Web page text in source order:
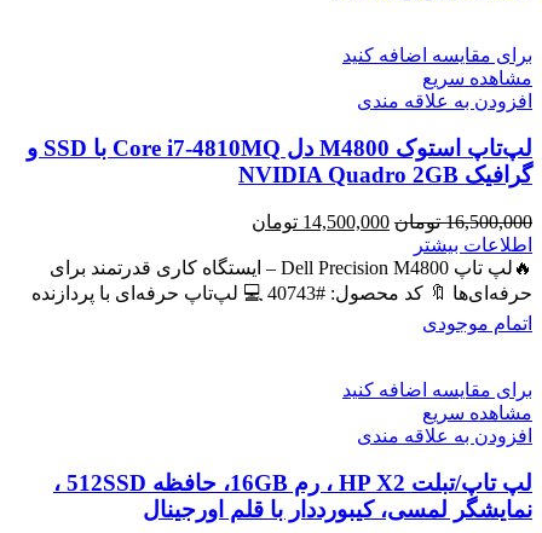
برای مقایسه اضافه کنید
مشاهده سریع
افزودن به علاقه مندی
لپ‌تاپ استوک M4800 دل Core i7-4810MQ با SSD و
گرافیک NVIDIA Quadro 2GB
16,500,000 تومان قیمت
16,500,000 تومان
بود.
14,500,000 تومان
14,500,000 تومان
است.
اطلاعات بیشتر
🔥لپ تاپ Dell Precision M4800 – ایستگاه کاری قدرتمند برای
حرفه‌ای‌ها 🔖 کد محصول: #40743 💻 لپ‌تاپ حرفه‌ای با پردازنده
اتمام موجودی
برای مقایسه اضافه کنید
مشاهده سریع
افزودن به علاقه مندی
لپ تاپ/تبلت HP X2 ، رم 16GB، حافظه 512SSD ،
نمایشگر لمسی، کیبورددار با قلم اورجینال